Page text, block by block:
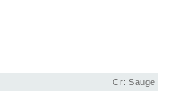
Cr: Sauge